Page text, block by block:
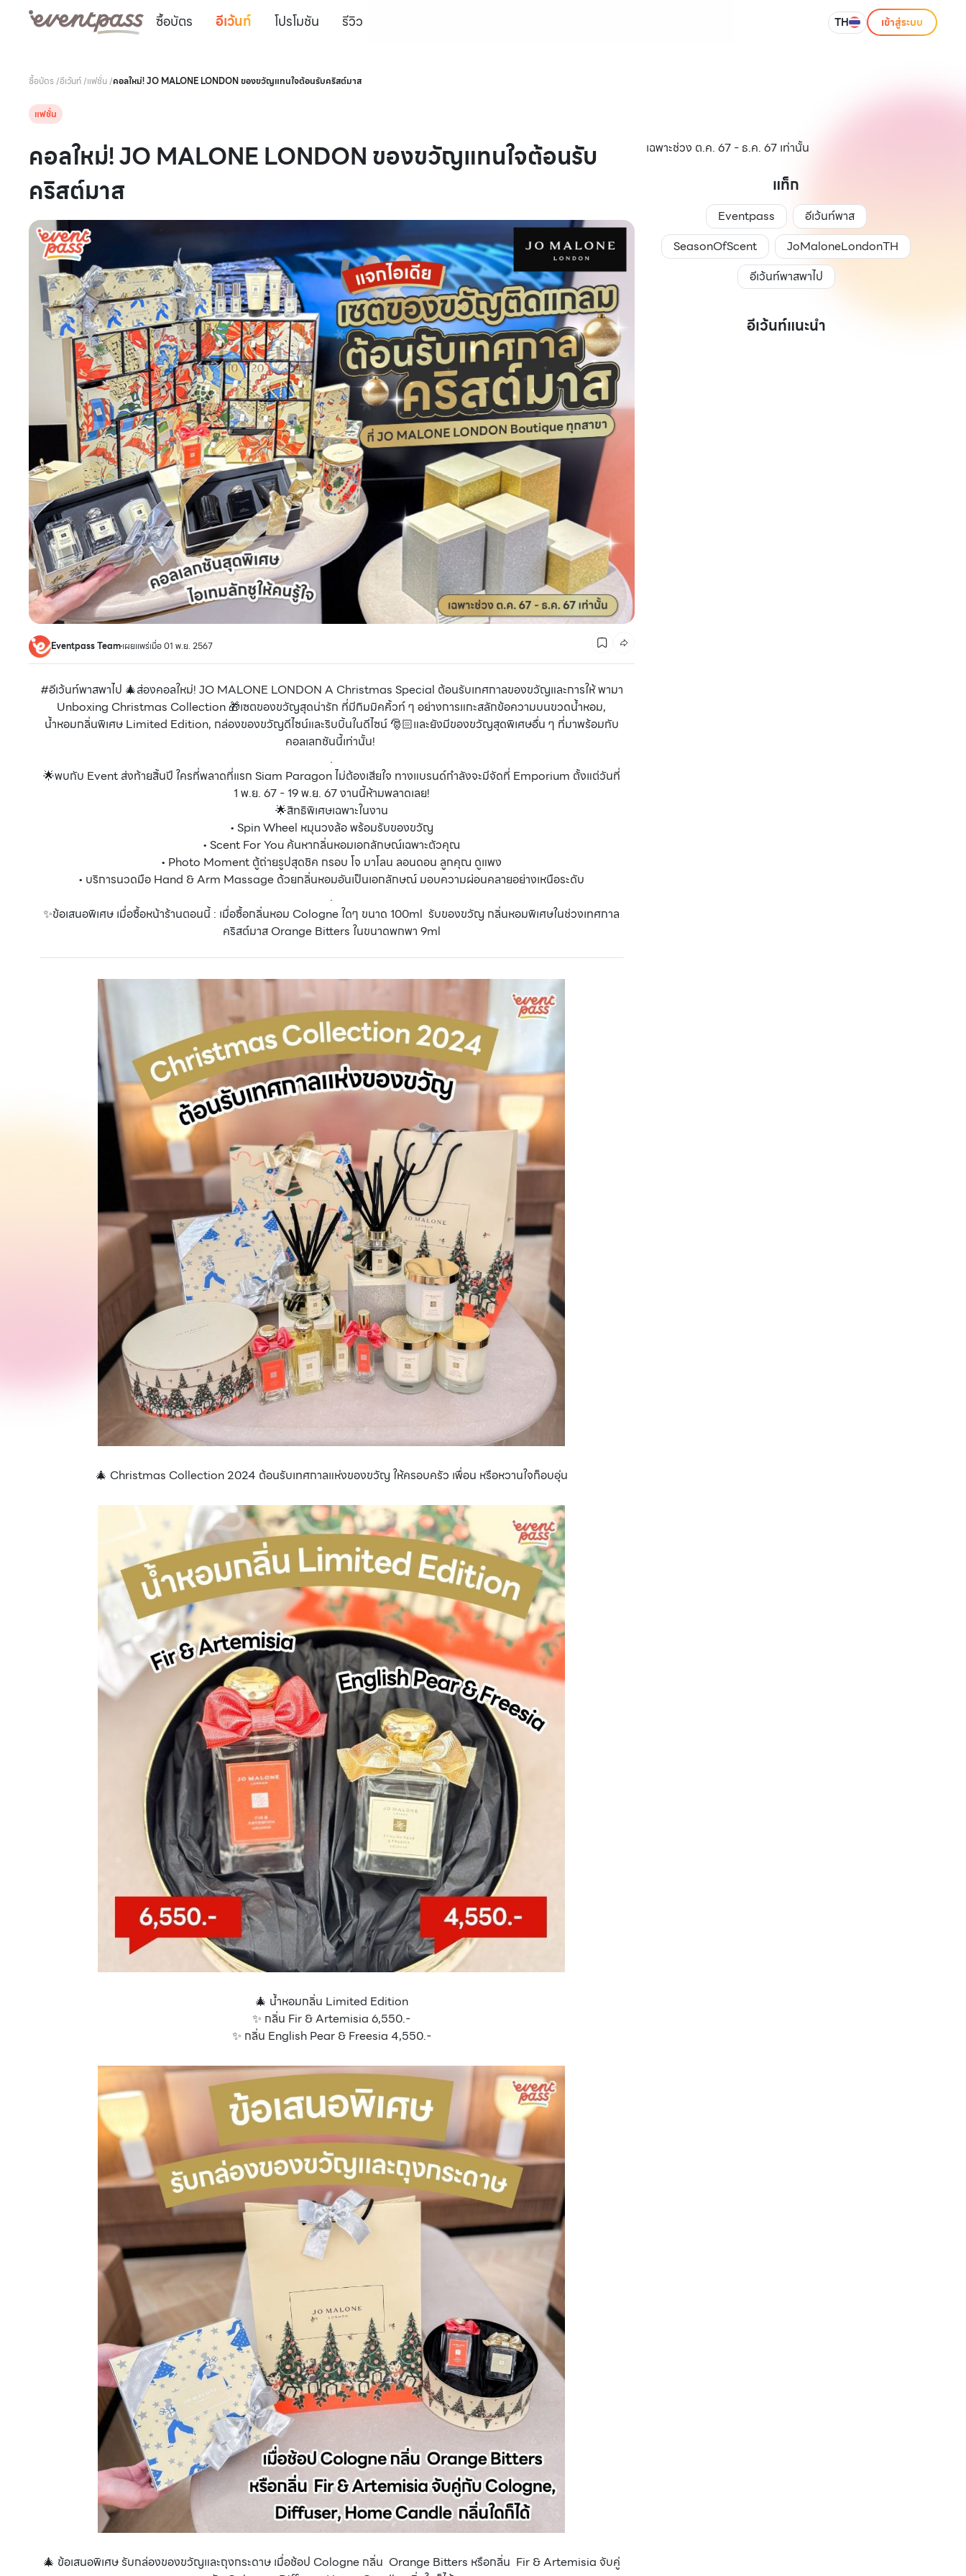
ซื้อบัตร อีเว้นท์ โปรโมชัน รีวิว TH เข้าสู่ระบบ
ซื้อบัตร /อีเว้นท์/แฟชั่น/คอลใหม่! JO MALONE LONDON ของขวัญแทนใจต้อนรับคริสต์มาส
แฟชั่น
คอลใหม่! JO MALONE LONDON ของขวัญแทนใจต้อนรับ
คริสต์มาส
Eventpass Teamเผยแพร่เมื่อ 01 พ.ย. 2567
#อีเว้นท์พาสพาไป 🎄ส่องคอลใหม่! JO MALONE LONDON A Christmas Special ต้อนรับเทศกาลของขวัญและการให้ พามา
Unboxing Christmas Collection 🎁เซตของขวัญสุดน่ารัก ที่มีกิมมิคคิ้วท์ ๆ อย่างการแกะสลักข้อความบนขวดน้ำหอม,
น้ำหอมกลิ่นพิเศษ Limited Edition, กล่องของขวัญดีไซน์และริบบิ้นในดีไซน์ 🎅🏻และยังมีของขวัญสุดพิเศษอื่น ๆ ที่มาพร้อมกับ
คอลเลกชันนี้เท่านั้น!
.
🌟พบกับ Event ส่งท้ายสิ้นปี ใครที่พลาดที่แรก Siam Paragon ไม่ต้องเสียใจ ทางแบรนด์กำลังจะมีจัดที่ Emporium ตั้งแต่วันที่
1 พ.ย. 67 - 19 พ.ย. 67 งานนี้ห้ามพลาดเลย!
🌟สิทธิพิเศษเฉพาะในงาน
• Spin Wheel หมุนวงล้อ พร้อมรับของขวัญ
• Scent For You ค้นหากลิ่นหอมเอกลักษณ์เฉพาะตัวคุณ
• Photo Moment ตู้ถ่ายรูปสุดชิค กรอบ โจ มาโลน ลอนดอน ลูกคุณ ดูแพง
• บริการนวดมือ Hand & Arm Massage ด้วยกลิ่นหอมอันเป็นเอกลักษณ์ มอบความผ่อนคลายอย่างเหนือระดับ
.
✨ข้อเสนอพิเศษ เมื่อซื้อหน้าร้านตอนนี้ : เมื่อซื้อกลิ่นหอม Cologne ใดๆ ขนาด 100ml รับของขวัญ กลิ่นหอมพิเศษในช่วงเทศกาล
คริสต์มาส Orange Bitters ในขนาดพกพา 9ml
🎄 Christmas Collection 2024 ต้อนรับเทศกาลแห่งของขวัญ ให้ครอบครัว เพื่อน หรือหวานใจก็อบอุ่น
🎄 น้ำหอมกลิ่น Limited Edition
✨ กลิ่น Fir & Artemisia 6,550.-
✨ กลิ่น English Pear & Freesia 4,550.-
🎄 ข้อเสนอพิเศษ รับกล่องของขวัญและถุงกระดาษ เมื่อช้อป Cologne กลิ่น Orange Bitters หรือกลิ่น Fir & Artemisia จับคู่
เฉพาะช่วง ต.ค. 67 - ธ.ค. 67 เท่านั้น
แท็ก
Eventpass
อีเว้นท์พาส
SeasonOfScent
JoMaloneLondonTH
อีเว้นท์พาสพาไป
อีเว้นท์แนะนำ